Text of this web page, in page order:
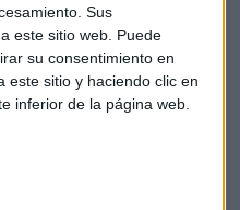
Sus
este sitio web. Puede
su consentimiento en
este sitio y haciendo clic en
inferior de la página web.
Diasdebolsa